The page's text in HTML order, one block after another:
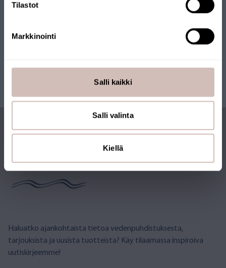
Tilastot
Markkinointi
Salli kaikki
Salli valinta
Kiellä
TILAA UUTISKIRJE
Haluatko ajankohtaista tietoa vedenpuhdistuksesta,
tarjouksista ja uusista tuotteista? Käy tilaamassa inspiroiva
uutiskirjeemme!